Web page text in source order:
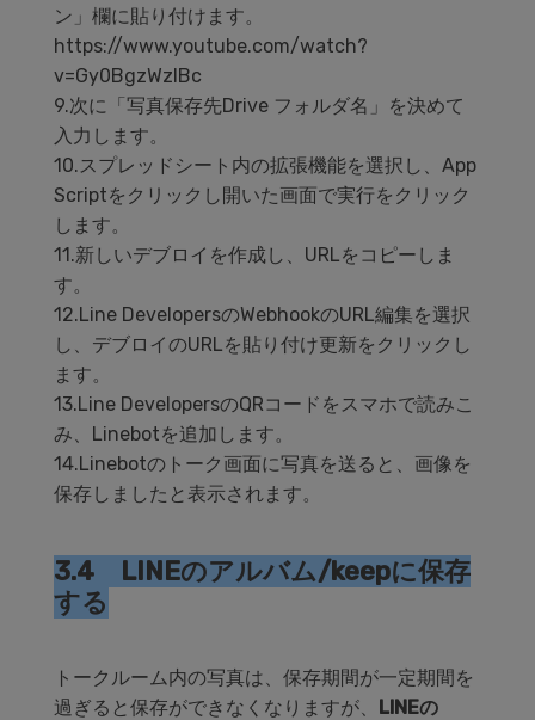
ン」欄に貼り付けます。
https://www.youtube.com/watch?
v=Gy0BgzWzIBc
9.次に「写真保存先Drive フォルダ名」を決めて
入力します。
10.スプレッドシート内の拡張機能を選択し、App
Scriptをクリックし開いた画面で実行をクリック
します。
11.新しいデブロイを作成し、URLをコピーしま
す。
12.Line DevelopersのWebhookのURL編集を選択
し、デブロイのURLを貼り付け更新をクリックし
ます。
13.Line DevelopersのQRコードをスマホで読みこ
み、Linebotを追加します。
14.Linebotのトーク画面に写真を送ると、画像を
保存しましたと表示されます。
3.4 LINEのアルバム/keepに保存
する
トークルーム内の写真は、保存期間が一定期間を
過ぎると保存ができなくなりますが、 LINEの